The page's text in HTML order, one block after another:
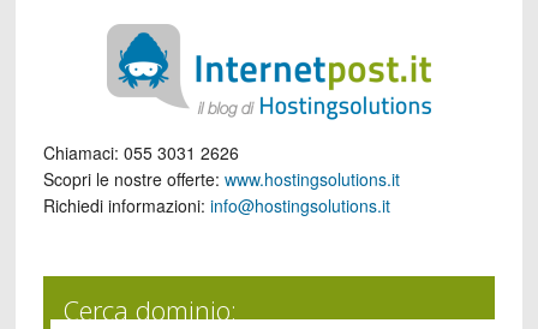
Chiamaci: 055 3031 2626
Scopri le nostre offerte: www.hostingsolutions.it
Richiedi informazioni: info@hostingsolutions.it
Cerca dominio: